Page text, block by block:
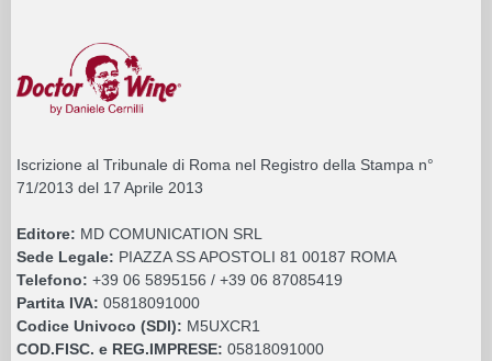
Iscrizione al Tribunale di Roma nel Registro della Stampa n°
71/2013 del 17 Aprile 2013
Editore: MD COMUNICATION SRL
Sede Legale: PIAZZA SS APOSTOLI 81 00187 ROMA
Telefono: +39 06 5895156 / +39 06 87085419
Partita IVA: 05818091000
Codice Univoco (SDI): M5UXCR1
COD.FISC. e REG.IMPRESE: 05818091000